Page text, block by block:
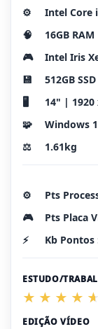
⚙️
Intel Core
🧠
16GB RAM
🎮
Intel Iris
💾
512GB SSD
🖥️
14" | 1920
🧩
Windows
⚖️
1.61kg
⚙️
Pts
🎮
Pts Placa
⚡
Kb Pontos
ESTUDO/
EDIÇÃO VÍDEO